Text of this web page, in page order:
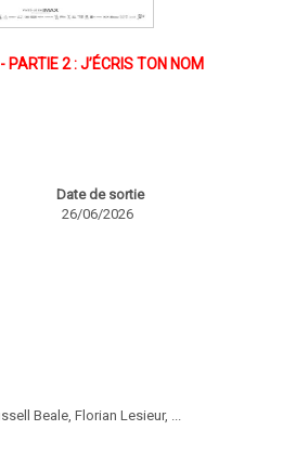
PARTIE 2 : J’ÉCRIS TON NOM
Date de sortie
26/06/2026
Beale, Florian Lesieur, ...